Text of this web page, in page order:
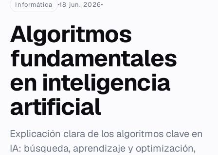
Informática 18 jun. 2026
Algoritmos
fundamentales
en inteligencia
artificial
Explicación clara de los algoritmos clave en
IA: búsqueda, aprendizaje y optimización,